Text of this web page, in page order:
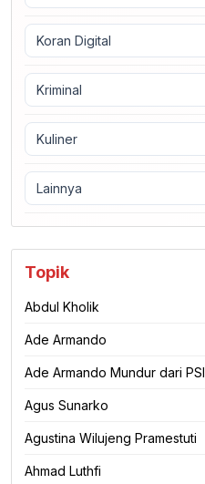
Koran Digital
Kriminal
Kuliner
Lainnya
Topik
Abdul Kholik
Ade Armando
Ade Armando Mundur dari PSI
Agus Sunarko
Agustina Wilujeng Pramestuti
Ahmad Luthfi